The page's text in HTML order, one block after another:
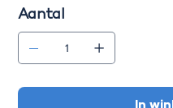
Aantal